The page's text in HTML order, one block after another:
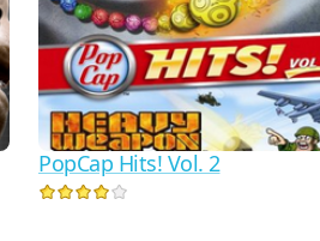
PopCap Hits! Vol. 2